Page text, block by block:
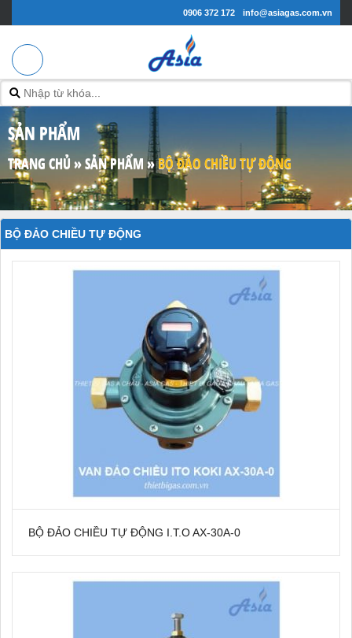
0906 372 172 info@asiagas.com.vn
SẢN PHẨM
TRANG CHỦ »SẢN PHẨM »BỘ ĐẢO CHIỀU TỰ ĐỘNG
BỘ ĐẢO CHIỀU TỰ ĐỘNG
BỘ ĐẢO CHIỀU TỰ ĐỘNG I.T.O AX-30A-0